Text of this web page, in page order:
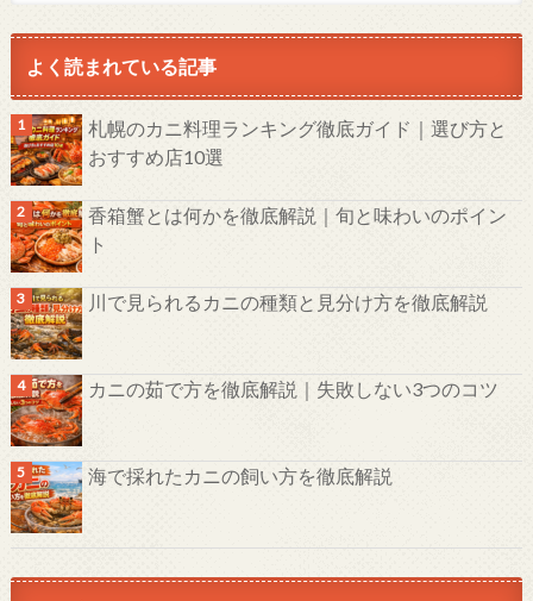
よく読まれている記事
札幌のカニ料理ランキング徹底ガイド｜選び方と
おすすめ店10選
香箱蟹とは何かを徹底解説｜旬と味わいのポイン
ト
川で見られるカニの種類と見分け方を徹底解説
カニの茹で方を徹底解説｜失敗しない3つのコツ
海で採れたカニの飼い方を徹底解説